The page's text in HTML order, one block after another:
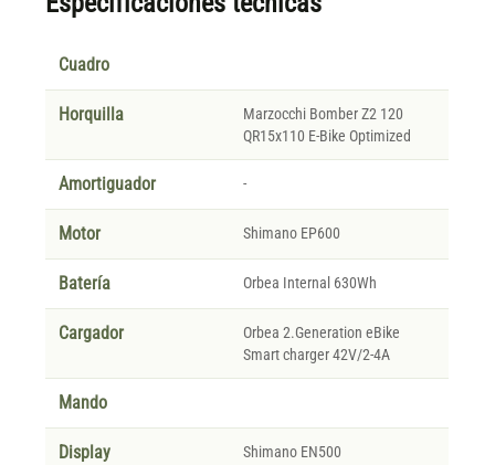
Cuadro
Horquilla
Marzocchi Bomber Z2 120
QR15x110 E-Bike Optimized
Amortiguador -
Motor Shimano EP600
Batería Orbea Internal 630Wh
Cargador
Orbea 2.Generation eBike
Smart charger 42V/2-4A
Mando
Display Shimano EN500